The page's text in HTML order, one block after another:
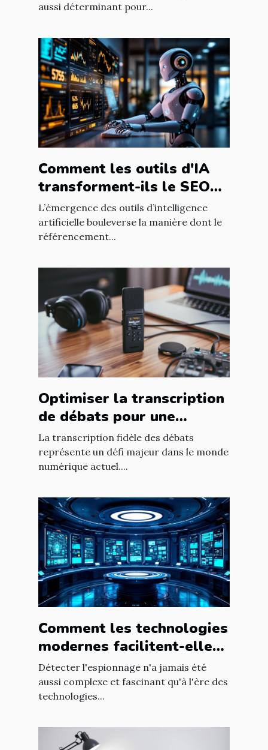
aussi déterminant pour...
Comment les outils d'IA
transforment-ils le SEO
pour les blogs
professionnels ?
L’émergence des outils d’intelligence
artificielle bouleverse la manière dont le
référencement...
Optimiser la transcription
de débats pour une
fidélité accrue ?
La transcription fidèle des débats
représente un défi majeur dans le monde
numérique actuel....
Comment les technologies
modernes facilitent-elles
la détection d'espionnage
?
Détecter l'espionnage n'a jamais été
aussi complexe et fascinant qu'à l'ère des
technologies...